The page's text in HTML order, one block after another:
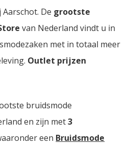
De grootste
van Nederland vindt u in
met in totaal meer
Outlet prijzen
bruidsmode
en zijn met3
een Bruidsmode